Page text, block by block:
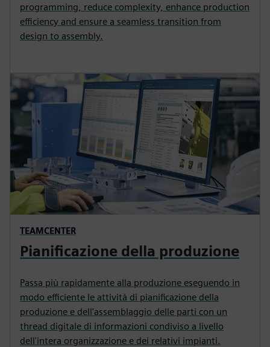
programming, reduce complexity, enhance production
efficiency and ensure a seamless transition from
design to assembly.
TEAMCENTER
Pianificazione della produzione
Passa più rapidamente alla produzione eseguendo in
modo efficiente le attività di pianificazione della
produzione e dell'assemblaggio delle parti con un
thread digitale di informazioni condiviso a livello
dell'intera organizzazione e dei relativi impianti.